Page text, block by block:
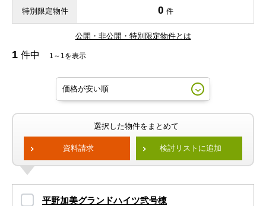
特別限定物件 0 件
公開・非公開・特別限定物件とは
1 件中 1～1を表示
選択した物件をまとめて
資料請求 検討リストに追加
平野加美グランドハイツ弐号棟